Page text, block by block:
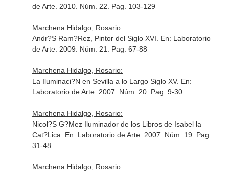
de Arte. 2010. Núm. 22. Pag. 103-129
Marchena Hidalgo, Rosario:
Andr?S Ram?Rez, Pintor del Siglo XVI. En: Laboratorio
de Arte. 2009. Núm. 21. Pag. 67-88
Marchena Hidalgo, Rosario:
La Iluminaci?N en Sevilla a lo Largo Siglo XV. En:
Laboratorio de Arte. 2007. Núm. 20. Pag. 9-30
Marchena Hidalgo, Rosario:
Nicol?S G?Mez Iluminador de los Libros de Isabel la
Cat?Lica. En: Laboratorio de Arte. 2007. Núm. 19. Pag.
31-48
Marchena Hidalgo, Rosario: